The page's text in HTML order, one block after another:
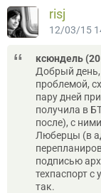
risj
12/03/15
ксюндель
Добрый день,
проблемой,
пару дней
получила в
после), с
Люберцы (в
подписью
техпаспорт с
так.